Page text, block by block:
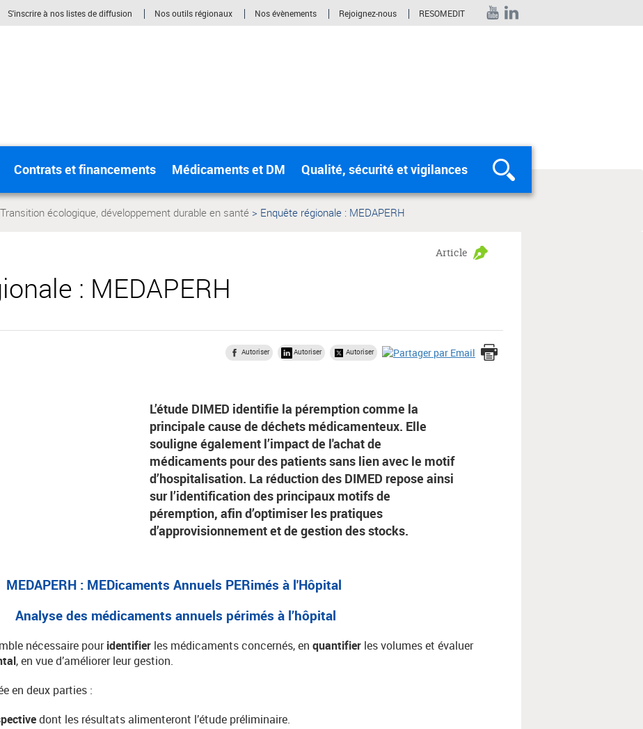
S'inscrire à nos listes de diffusion Nos outils régionaux Nos évènements Rejoignez-nous RESOMEDIT
Contrats et financements Médicaments et DM Qualité, sécurité et vigilances Rechercher
Transition écologique, développement durable en santé
Enquête régionale : MEDAPERH
: MEDAPERH
Article
Autoriser Autoriser Autoriser
L’étude DIMED identifie la péremption comme la
principale cause de déchets médicamenteux. Elle
souligne également l’impact de l'achat de
médicaments pour des patients sans lien avec le motif
d’hospitalisation. La réduction des DIMED repose ainsi
sur l’identification des principaux motifs de
péremption, afin d’optimiser les pratiques
d’approvisionnement et de gestion des stocks.
MEDAPERH : MEDicaments Annuels PERimés à l'Hôpital
Analyse des médicaments annuels périmés à l’hôpital
nécessaire pouridentifier les médicaments concernés, en quantifier les volumes et évaluer
, en vue d’améliorer leur gestion.
en deux parties :
dont les résultats alimenteront l’étude préliminaire.